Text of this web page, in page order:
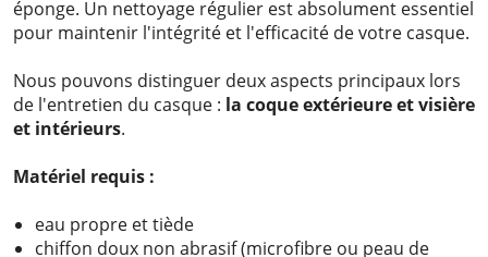
éponge. Un nettoyage régulier est absolument essentiel
pour maintenir l'intégrité et l'efficacité de votre casque.
Nous pouvons distinguer deux aspects principaux lors
de l'entretien du casque : la coque extérieure etvisière
et intérieurs.
Matériel requis :
eau propre et tiède
chiffon doux non abrasif (microfibre ou peau de